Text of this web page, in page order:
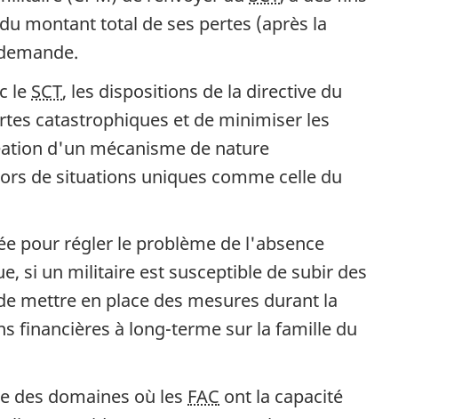
montant total de ses pertes (après la
le SCT, les dispositions de la directive du
catastrophiques et de minimiser les
d'un mécanisme de nature
de situations uniques comme celle du
pour régler le problème de l'absence
si un militaire est susceptible de subir des
mettre en place des mesures durant la
financières à long-terme sur la famille du
des domaines où les FAC ont la capacité